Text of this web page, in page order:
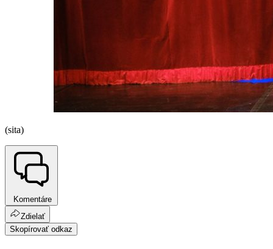
(sita)
Komentáre
Zdielať
Skopírovať odkaz